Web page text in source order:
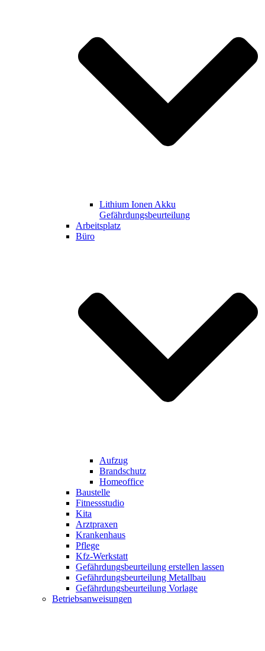
Lithium Ionen Akku
Gefährdungsbeurteilung
Arbeitsplatz
Büro
Aufzug
Brandschutz
Homeoffice
Baustelle
Fitnessstudio
Kita
Arztpraxen
Krankenhaus
Pflege
Kfz-Werkstatt
Gefährdungsbeurteilung erstellen lassen
Gefährdungsbeurteilung Metallbau
Gefährdungsbeurteilung Vorlage
Betriebsanweisungen